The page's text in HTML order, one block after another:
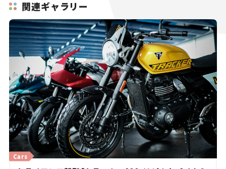
関連ギャラリー
Cars